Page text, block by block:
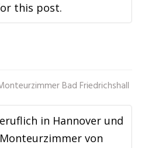
this post.
Bad Friedrichshall
in Hannover und
von